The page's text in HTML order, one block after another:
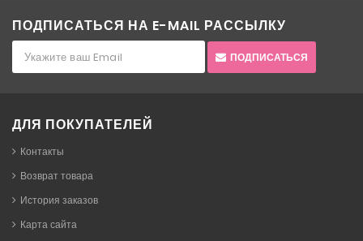
ПОДПИСАТЬСЯ НА E-MAIL РАССЫЛКУ
ПОДПИСАТЬСЯ
ДЛЯ ПОКУПАТЕЛЕЙ
Контакты
Возврат товара
История заказов
Карта сайта